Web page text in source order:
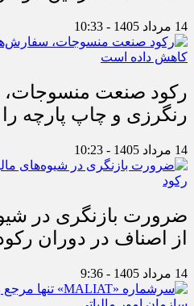
14 مرداد 1405 - 10:33
رکود صنعت
رنگرزی و چاپ پارچه
14 مرداد 1405 - 10:23
ضرورت بازنگری در
از اصناف در دوران
14 مرداد 1405 - 9:36